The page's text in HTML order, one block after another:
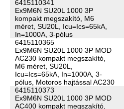
6415110341
Ex9M6N SU20L 1000 3P
kompakt megszakító, M6
méret, SU20L, Icu=Ics=65kA,
In=1000A, 3-pólus
6415110365
Ex9M6N SU20L 1000 3P MOD
AC230 kompakt megszakító,
M6 méret, SU20L,
Icu=Ics=65kA, In=1000A, 3-
pólus, Motoros hajtással AC230
6415110373
Ex9M6N SU20L 1000 3P MOD
AC400 kompakt megszakító,